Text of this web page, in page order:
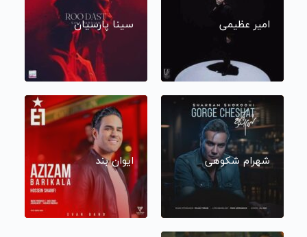
امیر عظیمی سینا پارسیان
شهرام شکوهی ایوان بند